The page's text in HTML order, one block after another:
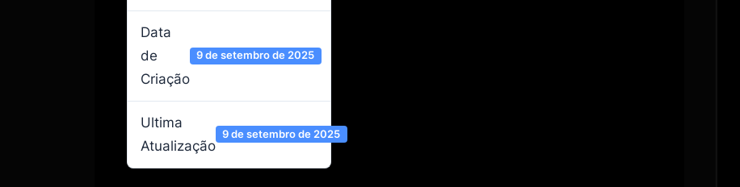
Data
de
Criação
9 de setembro de 2025
Ultima
Atualização
9 de setembro de 2025